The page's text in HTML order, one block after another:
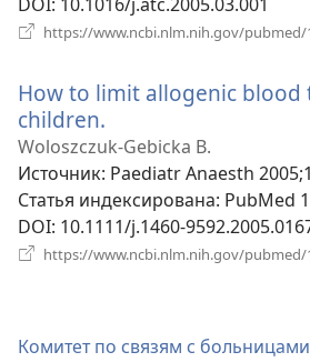
https://www.ncbi.nlm.nih.gov/pubmed/
How to limit allogenic blood
children.
в
новом
окне)
Woloszczuk-Gebicka B.
Источник‎: Paediatr Anaesth
Статья индексирована‎: PubMed
DOI‎: 10.1111/j.1460-
https://www.ncbi.nlm.nih.gov/pubmed/
Комитет по связям с